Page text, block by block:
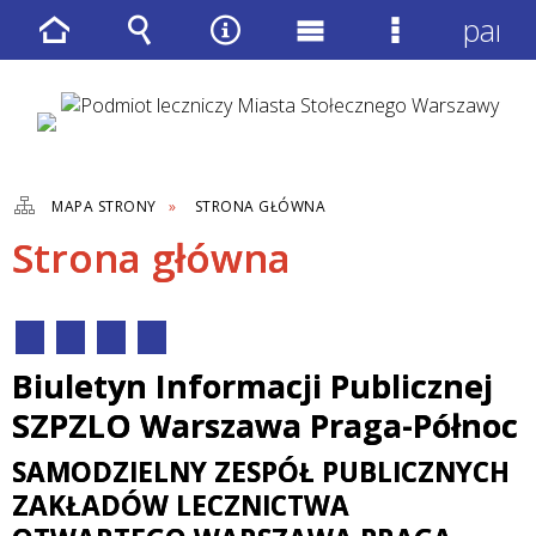
MAPA STRONY STRONA GŁÓWNA
Strona główna
Biuletyn Informacji Publicznej
SZPZLO Warszawa Praga-Północ
SAMODZIELNY ZESPÓŁ PUBLICZNYCH
ZAKŁADÓW LECZNICTWA
Strona
główna
Wyszukiwarka
Narzędzia
Menu
główne
Menu
panel